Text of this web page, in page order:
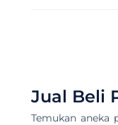
Jual Beli
Temukan aneka